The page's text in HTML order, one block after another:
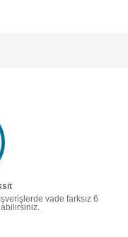
vade farksız 6